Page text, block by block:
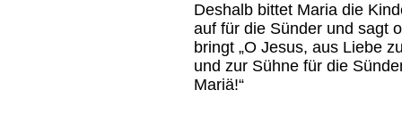
Deshalb bittet Maria die
auf für die Sünder und sagt
bringt „O Jesus, aus Liebe
und zur Sühne für die
Mariä!“